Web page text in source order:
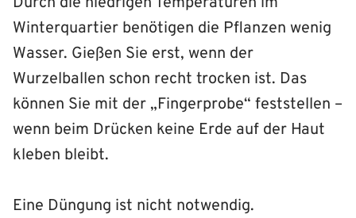
Winterquartier benötigen die Pflanzen wenig
Wasser. Gießen Sie erst, wenn der
Wurzelballen schon recht trocken ist. Das
können Sie mit der „Fingerprobe“ feststellen –
wenn beim Drücken keine Erde auf der Haut
kleben bleibt.
Eine Düngung ist nicht notwendig.